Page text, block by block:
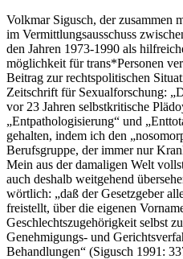
Volkmar Sigusch, der zusammen
im Vermittlungsausschuss
den Jahren 1973-1990 als
möglichkeit für trans*Personen
Beitrag zur rechtspolitischen
Zeitschrift für Sexualforschung:
vor 23 Jahren selbstkritische
„Entpathologisierung“ und
gehalten, indem ich den
Berufsgruppe, der immer nur
Mein aus der damaligen Welt
auch deshalb weitgehend
wörtlich: „daß der Gesetzgeber
freistellt, über die eigenen
Geschlechtszugehörigkeit selbst
Genehmigungs- und
Behandlungen“ (Sigusch 1991: